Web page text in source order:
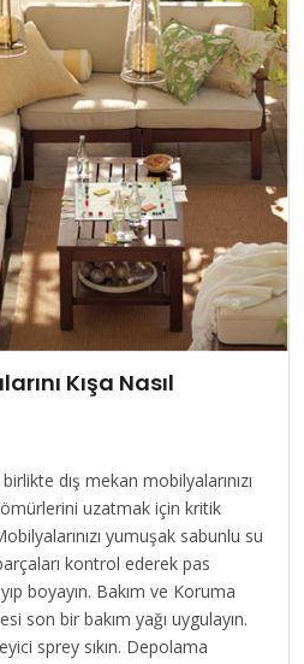
Kışa Nasıl
dış mekan mobilyalarınızı
ömürlerini uzatmak için kritik
yumuşak sabunlu su
kontrol ederek pas
boyayın. Bakım ve Koruma
son bir bakım yağı uygulayın.
sprey sıkın. Depolama